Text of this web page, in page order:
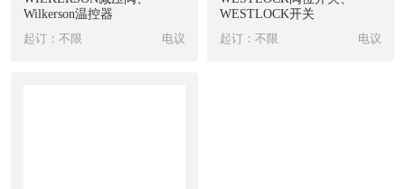
VSEVS2EP012V32N11/4
Wilkerson温控器
起订：不限 电议
WESTLOCK开关
起订：不限 电议